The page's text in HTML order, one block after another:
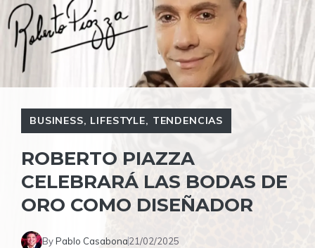
BUSINESS, LIFESTYLE, TENDENCIAS
ROBERTO PIAZZA
CELEBRARÁ LAS BODAS DE
ORO COMO DISEÑADOR
ByPablo Casabona21/02/2025